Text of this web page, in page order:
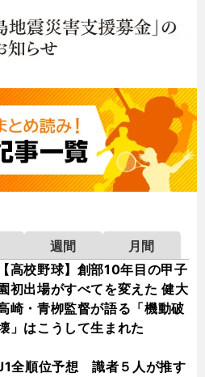
週間
月間
【高校野球】創部10年目の甲子
初出場がすべてを変えた 健大
崎・青栁監督が語る「機動破
」はこうして生まれた
全順位予想 識者５人が推す